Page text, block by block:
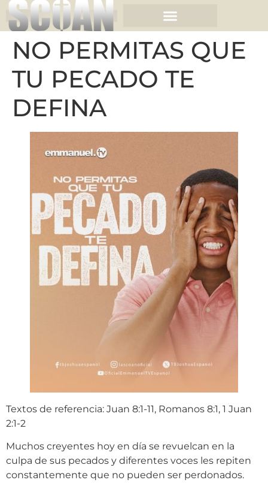
NO PERMITAS QUE
TU PECADO TE
DEFINA
Textos de referencia: Juan 8:1-11, Romanos 8:1, 1 Juan
2:1-2
Muchos creyentes hoy en día se revuelcan en la
culpa de sus pecados y diferentes voces les repiten
constantemente que no pueden ser perdonados.